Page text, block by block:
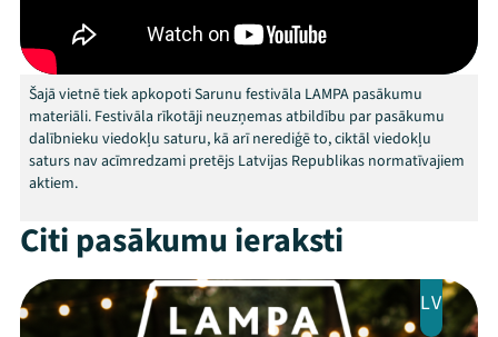
Arhīvs
Viņi bija LAMPĀ 2026
Jaunumi
Veikals
Kontakti
Šajā vietnē tiek apkopoti Sarunu festivāla LAMPA pasākumu
materiāli. Festivāla rīkotāji neuzņemas atbildību par pasākumu
dalībnieku viedokļu saturu, kā arī nerediģē to, ciktāl viedokļu
saturs nav acīmredzami pretējs Latvijas Republikas normatīvajiem
aktiem.
Citi pasākumu ieraksti
LV